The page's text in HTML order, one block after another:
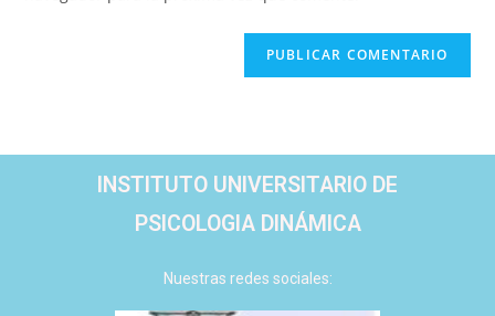
INSTITUTO UNIVERSITARIO DE
PSICOLOGIA DINÁMICA
Nuestras redes sociales: